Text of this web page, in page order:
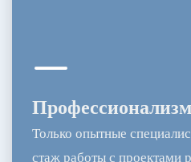
Только опытные
стаж работы с проектами